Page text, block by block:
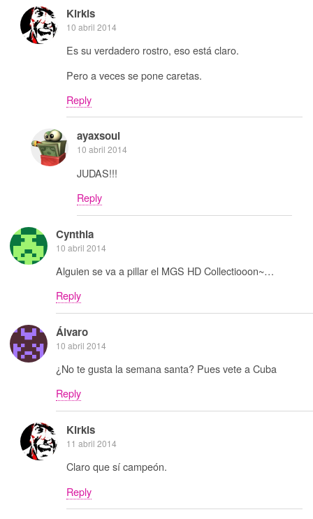
Kirkis
10 abril 2014
Es su verdadero rostro, eso está claro.
Pero a veces se pone caretas.
Reply
ayaxsoul
10 abril 2014
JUDAS!!!
Reply
Cynthia
10 abril 2014
Alguien se va a pillar el MGS HD Collectiooon~…
Reply
Álvaro
10 abril 2014
¿No te gusta la semana santa? Pues vete a Cuba
Reply
Kirkis
11 abril 2014
Claro que sí campeón.
Reply